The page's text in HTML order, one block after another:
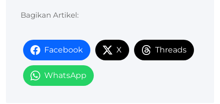
Bagikan Artikel:
Facebook X Threads
WhatsApp